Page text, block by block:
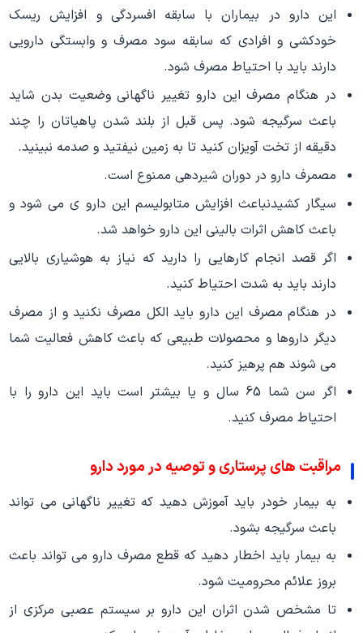
این دارو در بیماران با سابقه افسردگی و افزایش ریسک
خودکشی و افرادی که سابقه سود مصرف و وابستگی دارویی
دارند باید با احتیاط مصرف شود.
در هنگام مصرف این دارو تغییر ناگهانی وضعیت بدن شاید
باعث سرگیجه شود. پس قبل از بلند شدن پاهیاتان را چند
دقیقه از تخت آویزان کنید تا به زمین نیفتید و صدمه نبینید.
مصمرف دارو در دوران شیردهی ممنوع است.
سیگار کشیدنباعث افزایش متابولیسم این دارو ی می شود و
باعث کاهش اثرات بالینی این دارو خواهد شد.
اگر قصد انجام کارهایی را دارید که نیاز به هوشیاری بالایی
دارند باید به شدت احتیاط کنید.
در هنگام مصرف این دارو باید الکل مصرف نکنید و از مصرف
دیگر داروها و محصولات طبیعی که باعث کاهش فعالیت شما
می شوند هم پرهیز کنید.
اگر سن شما 65 سال و یا بیشتر است باید این دارو را با
احتیاط مصرف کنید.
مراقبت های پرستاری و توصیه در مورد دارو
به بیمار خودر باید آموزش دهید که تغییر ناگهانی می تواند
باعث سرگیجه بشود.
به بیمار باید اخطار دهید که قطع مصرف دارو می تواند باعث
بروز علائم محرومیت شود.
تا مشخص شدن اثران این دارو بر سیستم عصبی مرکزی از